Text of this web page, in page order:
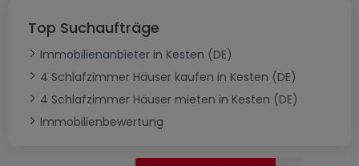
Top Suchaufträge
Immobilienanbieter in Kesten (DE)
4 Schlafzimmer Häuser kaufen in Kesten (DE)
4 Schlafzimmer Häuser mieten in Kesten (DE)
Immobilienbewertung